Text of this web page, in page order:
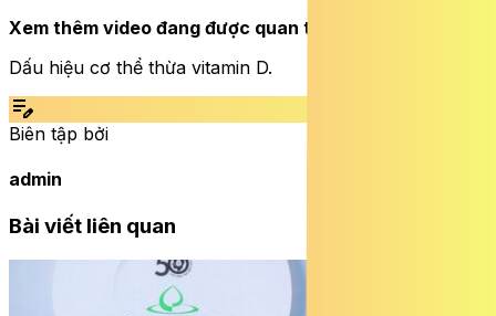
Xem thêm video đang được quan tâm:
Dấu hiệu cơ thể thừa vitamin D.
edit_note
Biên tập bởi
admin
Bài viết liên quan